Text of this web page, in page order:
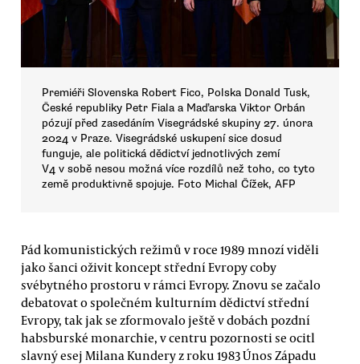
Premiéři Slovenska Robert Fico, Polska Donald Tusk,
České republiky Petr Fiala a Maďarska Viktor Orbán
pózují před zasedáním Visegrádské skupiny 27. února
2024 v Praze. Visegrádské uskupení sice dosud
funguje, ale politická dědictví jednotlivých zemí
V4 v sobě nesou možná více rozdílů než toho, co tyto
země produktivně spojuje. Foto Michal Čížek, AFP
Pád komunistických režimů v roce 1989 mnozí viděli
jako šanci oživit koncept střední Evropy coby
svébytného prostoru v rámci Evropy. Znovu se začalo
debatovat o společném kulturním dědictví střední
Evropy, tak jak se zformovalo ještě v dobách pozdní
habsburské monarchie, v centru pozornosti se ocitl
slavný esej Milana Kundery z roku 1983 Únos Západu